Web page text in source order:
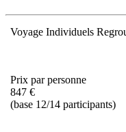
Voyage Individuels
Prix par personne
847 €
(base 12/14 participants)